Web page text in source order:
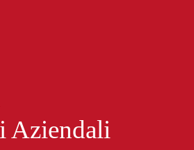
Aziendali